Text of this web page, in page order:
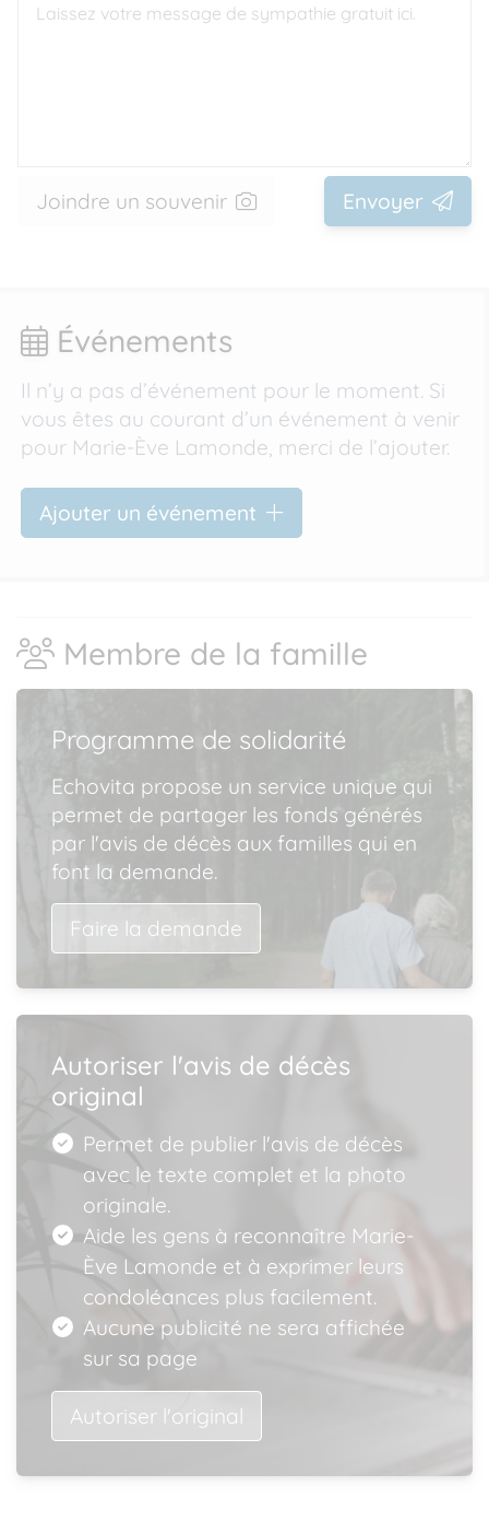
Joindre un souvenir Envoyer
Événements
Il n’y a pas d’événement pour le moment. Si
vous êtes au courant d’un événement à venir
pour Marie-Ève Lamonde, merci de l’ajouter.
Ajouter un événement
Membre de la famille
Programme de solidarité
Echovita propose un service unique qui
permet de partager les fonds générés
par l'avis de décès aux familles qui en
font la demande.
Faire la demande
Autoriser l'avis de décès
original
Permet de publier l'avis de décès
avec le texte complet et la photo
originale.
Aide les gens à reconnaître Marie-
Ève Lamonde et à exprimer leurs
condoléances plus facilement.
Aucune publicité ne sera affichée
sur sa page
Autoriser l'original